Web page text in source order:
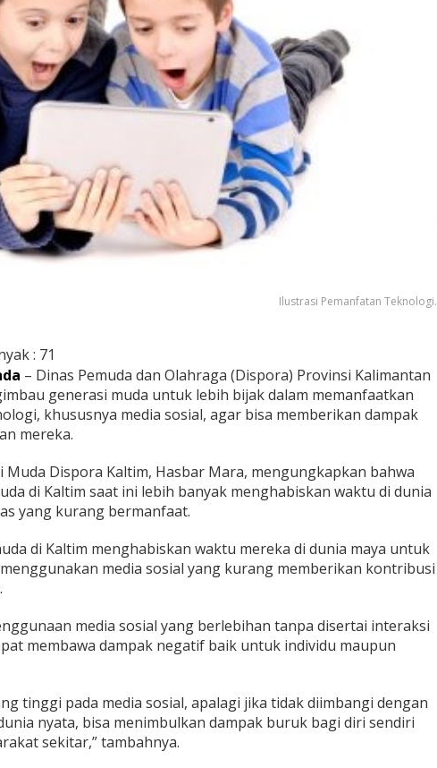
Ilustrasi Pemanfatan Teknologi.
: 71
– Dinas Pemuda dan Olahraga (Dispora) Provinsi Kalimantan
generasi muda untuk lebih bijak dalam memanfaatkan
khususnya media sosial, agar bisa memberikan dampak
mereka.
Muda Dispora Kaltim, Hasbar Mara, mengungkapkan bahwa
di Kaltim saat ini lebih banyak menghabiskan waktu di dunia
yang kurang bermanfaat.
di Kaltim menghabiskan waktu mereka di dunia maya untuk
media sosial yang kurang memberikan kontribusi
media sosial yang berlebihan tanpa disertai interaksi
membawa dampak negatif baik untuk individu maupun
tinggi pada media sosial, apalagi jika tidak diimbangi dengan
nyata, bisa menimbulkan dampak buruk bagi diri sendiri
sekitar,” tambahnya.